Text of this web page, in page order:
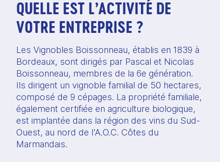
QUELLE EST L’ACTIVITÉ DE
VOTRE ENTREPRISE ?
Les Vignobles Boissonneau, établis en 1839 à
Bordeaux, sont dirigés par Pascal et Nicolas
Boissonneau, membres de la 6e génération.
Ils dirigent un vignoble familial de 50 hectares,
composé de 9 cépages. La propriété familiale,
également certifiée en agriculture biologique,
est implantée dans la région des vins du Sud-
Ouest, au nord de l'A.O.C. Côtes du
Marmandais.